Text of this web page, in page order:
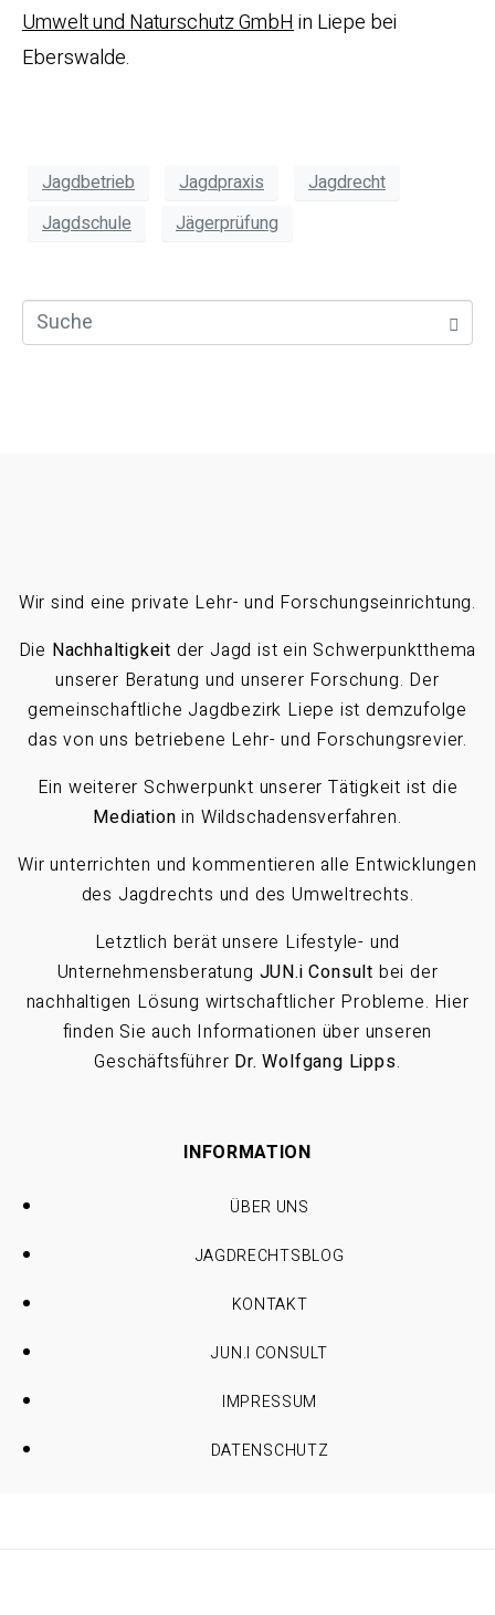
Umwelt und Naturschutz GmbHin Liepe bei
Eberswalde.
Jagdbetrieb Jagdpraxis
Jagdrecht
Jagdschule
Jägerprüfung
Wir sind eine private Lehr- und Forschungseinrichtung.
Die Nachhaltigkeit der Jagd ist ein Schwerpunktthema
unserer Beratung und unserer Forschung. Der
gemeinschaftliche Jagdbezirk Liepe ist demzufolge
das von uns betriebene Lehr- und Forschungsrevier.
Ein weiterer Schwerpunkt unserer Tätigkeit ist die
Mediation in Wildschadensverfahren.
Wir unterrichten und kommentieren alle Entwicklungen
des Jagdrechts und des Umweltrechts.
Letztlich berät unsere Lifestyle- und
Unternehmensberatung JUN.i Consult bei der
nachhaltigen Lösung wirtschaftlicher Probleme. Hier
finden Sie auch Informationen über unseren
Geschäftsführer Dr. Wolfgang Lipps.
INFORMATION
ÜBER UNS
JAGDRECHTSBLOG
KONTAKT
JUN.I CONSULT
IMPRESSUM
DATENSCHUTZ